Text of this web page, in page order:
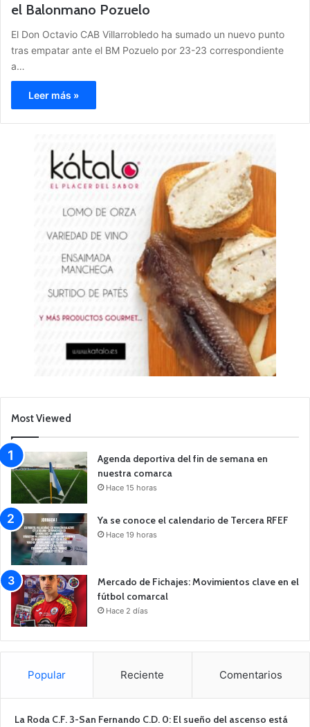
el Balonmano Pozuelo
El Don Octavio CAB Villarrobledo ha sumado un nuevo punto
tras empatar ante el BM Pozuelo por 23-23 correspondiente
a…
Leer más »
Most Viewed
Agenda deportiva del fin de semana en
nuestra comarca
Hace 15 horas
Ya se conoce el calendario de Tercera RFEF
Hace 19 horas
Mercado de Fichajes: Movimientos clave en el
fútbol comarcal
Hace 2 días
Popular Reciente Comentarios
La Roda C.F. 3-San Fernando C.D. 0: El sueño del ascenso está